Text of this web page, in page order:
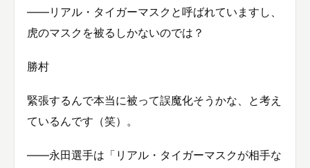
——リアル・タイガーマスクと呼ばれていますし、
虎のマスクを被るしかないのでは？
勝村
緊張するんで本当に被って誤魔化そうかな、と考え
ているんです（笑）。
——永田選手は「リアル・タイガーマスクが相手な